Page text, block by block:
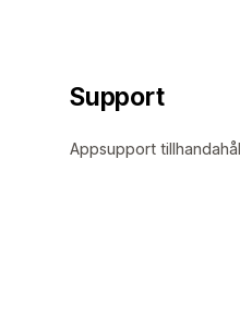
Support
Appsupport